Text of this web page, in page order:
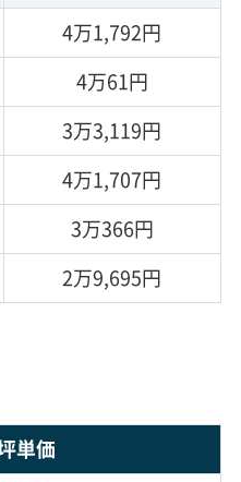
4万1,792円
4万61円
3万3,119円
4万1,707円
3万366円
2万9,695円
単価